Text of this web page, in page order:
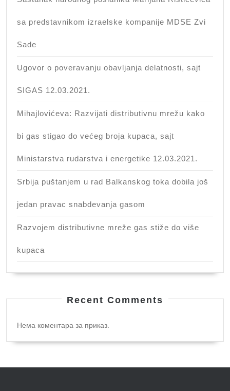
sa predstavnikom izraelske kompanije MDSE Zvi
Sade
Ugovor o poveravanju obavljanja delatnosti, sajt
SIGAS 12.03.2021.
Mihajlovićeva: Razvijati distributivnu mrežu kako
bi gas stigao do većeg broja kupaca, sajt
Ministarstva rudarstva i energetike 12.03.2021.
Srbija puštanjem u rad Balkanskog toka dobila još
jedan pravac snabdevanja gasom
Razvojem distributivne mreže gas stiže do više
kupaca
Recent Comments
Нема коментара за приказ.